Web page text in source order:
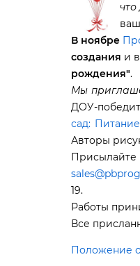
что
ноябре
создания и
рождения".
Мы
ДОУ-
сад:
Авторы
19.
Работы
се
Положение